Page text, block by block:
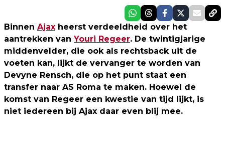
Binnen Ajax heerst verdeeldheid over het
aantrekken vanYouri Regeer. De twintigjarige
middenvelder, die ook als rechtsback uit de
voeten kan, lijkt de vervanger te worden van
Devyne Rensch, die op het punt staat een
transfer naar AS Roma te maken. Hoewel de
komst van Regeer een kwestie van tijd lijkt, is
niet iedereen bij Ajax daar even blij mee.